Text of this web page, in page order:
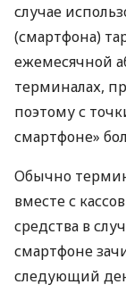
случае
(смартфона)
ежемесячной
терминалах,
поэтому с
смартфоне»
Обычно
вместе с
средства в
смартфоне
следующий